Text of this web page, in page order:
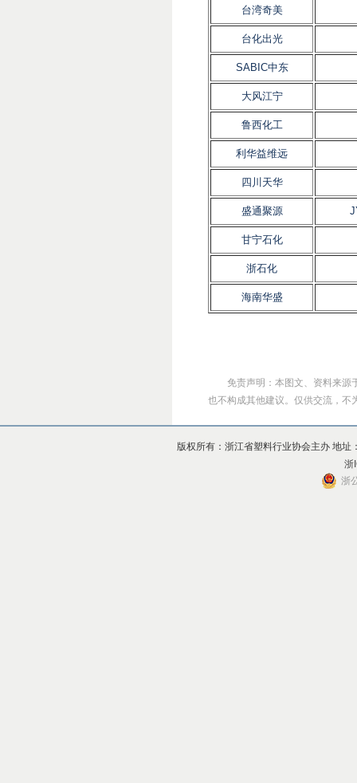
台湾奇美
台化出光
SABIC中东
大风江宁
鲁西化工
利华益维远
四川天华
盛通聚源
甘宁石化
浙石化
海南华盛
免责声明：本图文、资料来源
也不构成其他建议。仅供交流，
版权所有：浙江省塑料行业协会主办 地
浙
浙